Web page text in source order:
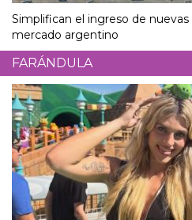
Simplifican el ingreso de nuevas
mercado argentino
FARÁNDULA